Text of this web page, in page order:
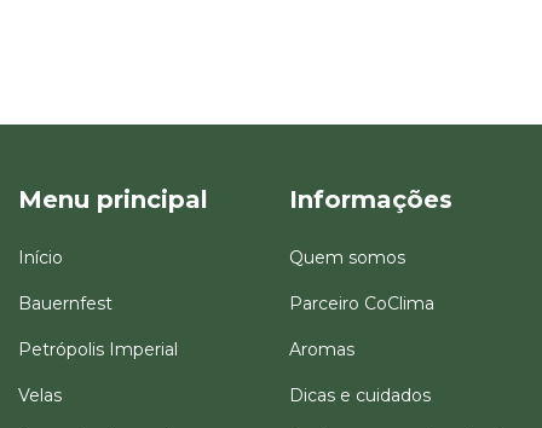
Menu principal
Início
Bauernfest
Petrópolis Imperial
Velas
Informações
Quem somos
Parceiro CoClima
Aromas
Dicas e cuidados